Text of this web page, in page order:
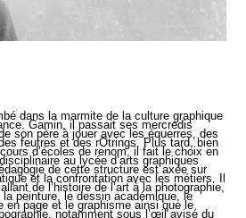
dans la marmite de la culture graphique
Gamin, il passait ses mercredis
son père à jouer avec les équerres, des
feutres et des rOtrings. Plus tard, bien
d’écoles de renom, il fait le choix en
au lycée d’arts graphiques
de cette structure est axée sur
et la confrontation avec les métiers. Il
de l’histoire de l’art à la photographie,
peinture, le dessin académique, le
en page et le graphisme ainsi que le
notamment sous l’œil avisé du